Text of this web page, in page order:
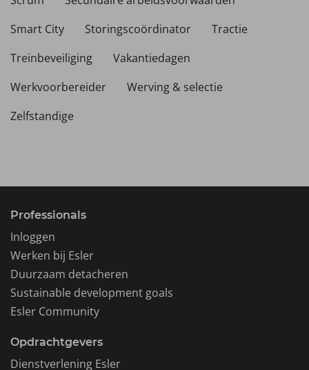
Smart City
Storingscoördinator
Tractie
Treinbeveiliging
Vakantiedagen
Werkvoorbereider
Werving & selectie
Zelfstandige
Professionals
Inloggen
Werken bij Esler
Duurzaam detacheren
Sustainable development goals
Esler Community
Opdrachtgevers
Dienstverlening Esler